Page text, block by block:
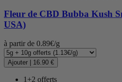
Fleur de CBD Bubba Kush
USA)
à partir de 0.89€/g
Ajouter | 16.90 €
1+2 offerts